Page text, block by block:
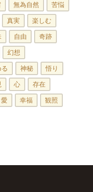
無為自然
苦悩
真実
楽しむ
自由
奇跡
幻想
神秘
悟り
心
存在
愛 幸福
観照